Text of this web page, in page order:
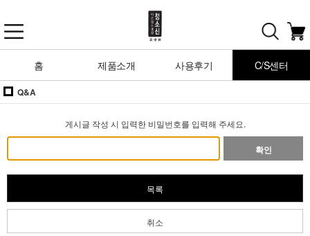
홈 제품소개 사용후기 C/S센터
Q&A
게시글 작성 시 입력한 비밀번호를 입력해 주세요.
확인
목록
취소